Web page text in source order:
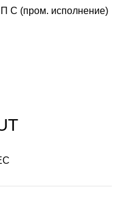
C (пром. исполнение)